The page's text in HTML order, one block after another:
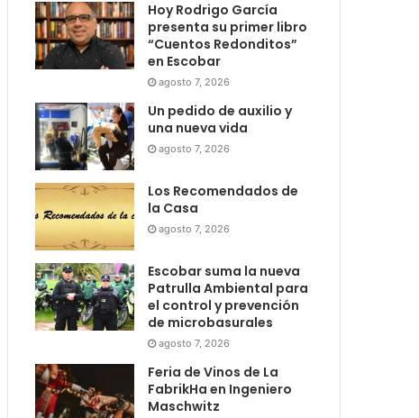
Hoy Rodrigo García
presenta su primer libro
“Cuentos Redonditos”
en Escobar
agosto 7, 2026
Un pedido de auxilio y
una nueva vida
agosto 7, 2026
Los Recomendados de
la Casa
agosto 7, 2026
Escobar suma la nueva
Patrulla Ambiental para
el control y prevención
de microbasurales
agosto 7, 2026
Feria de Vinos de La
FabrikHa en Ingeniero
Maschwitz